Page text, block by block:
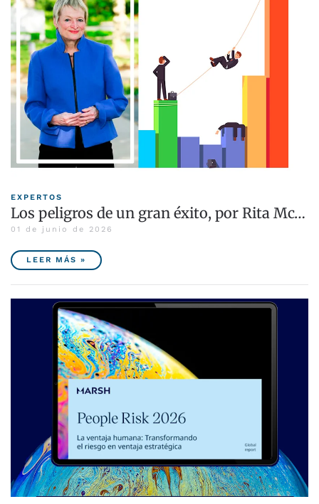
EXPERTOS
Los peligros de un gran éxito, por Rita Mc…
01 de junio de 2026
LEER MÁS »